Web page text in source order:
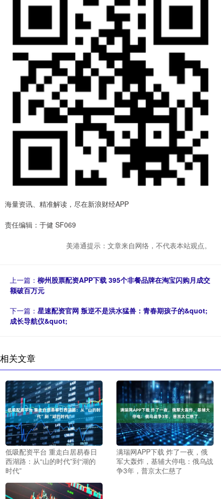
海量资讯、精准解读，尽在新浪财经APP
责任编辑：于健 SF069
美港通提示：文章来自网络，不代表本站观点。
上一篇： 柳州股票配资APP下载 395个非餐品牌在淘宝闪购月成交
额破百万元
下一篇： 星速配资官网 叛逆不是洪水猛兽：青春期孩子的&quot;
成长导航仪&quot;
相关文章
低吸配资平台 重走白居易春日
西湖路：从“山的时代”到“湖的
时代”
满瑞网APP下载 炸了一夜，俄
军大轰炸，基辅大停电：俄乌战
争3年，普京太仁慈了